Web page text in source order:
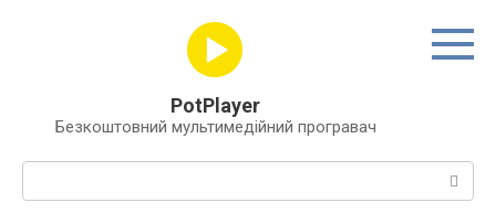
PotPlayer
Безкоштовний мультимедійний програвач
Пошук: